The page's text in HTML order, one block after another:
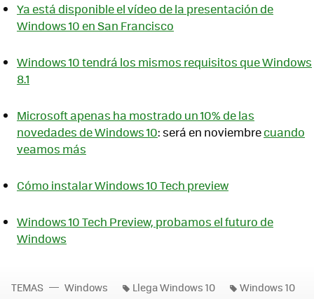
Ya está disponible el vídeo de la presentación de
Windows 10 en San Francisco
Windows 10 tendrá los mismos requisitos que Windows
8.1
Microsoft apenas ha mostrado un 10% de las
novedades de Windows 10: será en noviembrecuando
veamos más
Cómo instalar Windows 10 Tech preview
Windows 10 Tech Preview, probamos el futuro de
Windows
TEMAS Windows Llega Windows 10 Windows 10